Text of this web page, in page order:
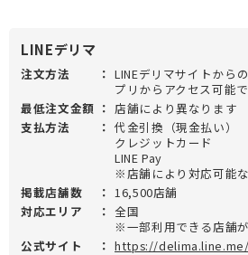
LINEデリマ
注文方法 ： LINEデリマサイトから
プリからアクセス可能で
最低注文金額 ： 店舗により異なります
支払方法
： 代金引換（現金払い）
クレジットカード
LINE Pay
※店舗により対応可能
掲載店舗数
： 16,500店舗
対応エリア
： 全国
※一部利用できる店舗
公式サイト
： https://delima.line.me/